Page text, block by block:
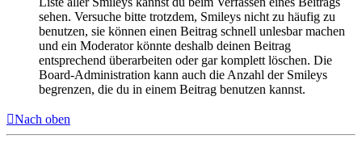
sehen. Versuche bitte trotzdem, Smileys nicht zu häufig zu
benutzen, sie können einen Beitrag schnell unlesbar machen
und ein Moderator könnte deshalb deinen Beitrag
entsprechend überarbeiten oder gar komplett löschen. Die
Board-Administration kann auch die Anzahl der Smileys
begrenzen, die du in einem Beitrag benutzen kannst.
Nach oben